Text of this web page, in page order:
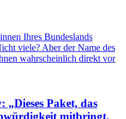
Ihres Bundeslands
viele? Aber der Name des
wahrscheinlich direkt vor
Paket, das
mitbringt,